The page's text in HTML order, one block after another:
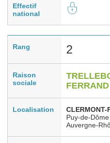
Effectif
national
Rang 2
Raison
sociale
FERRAND
Localisation
CLERMONT-
Puy-de-
Auvergne-